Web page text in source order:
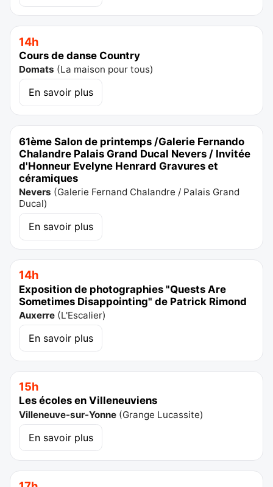
14h
Cours de danse Country
Domats (La maison pour tous)
En savoir plus
61ème Salon de printemps /Galerie Fernando
Chalandre Palais Grand Ducal Nevers / Invitée
d'Honneur Evelyne Henrard Gravures et
céramiques
Nevers (Galerie Fernand Chalandre / Palais Grand
Ducal)
En savoir plus
14h
Exposition de photographies "Quests Are
Sometimes Disappointing" de Patrick Rimond
Auxerre (L'Escalier)
En savoir plus
15h
Les écoles en Villeneuviens
Villeneuve-sur-Yonne (Grange Lucassite)
En savoir plus